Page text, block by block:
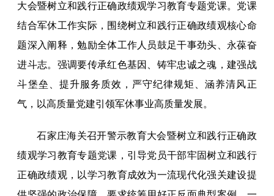
大会暨树立和践行正确政绩观学习教育专题党课。党课
结合军休工作实际，围绕树立和践行正确政绩观核心命
题深入阐释，勉励全体工作人员鼓足干事劲头、永葆奋
进斗志。强调要传承红色基因、铸牢忠诚之魂，建强战
斗堡垒、提升服务质效，严守纪律规矩、涵养清风正
气，以高质量党建引领军休事业高质量发展。
石家庄海关召开警示教育大会暨树立和践行正确政
绩观学习教育专题党课，引导党员干部牢固树立和践行
正确政绩观，以学习教育成效为一流现代化强关建设提